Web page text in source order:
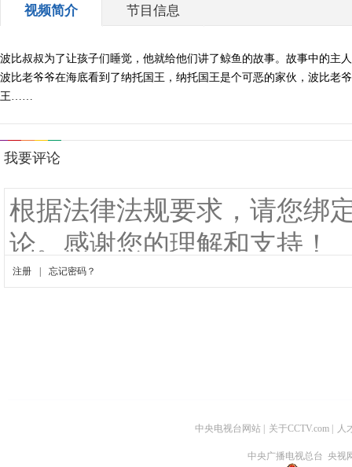
视频简介 节目信息
波比叔叔为了让孩子们睡觉，他就给他们讲了鲸鱼的故事。故事中的主
波比老爷爷在海底看到了纳托国王，纳托国王是个可恶的家伙，波比老
王……
中央电视台网站 关于CCTV.com 人
中央广播电视总台 央视